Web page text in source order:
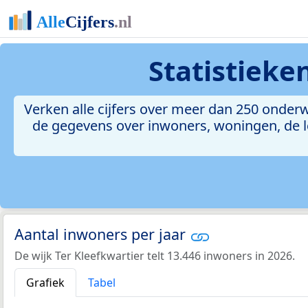
Verken alle cijfers over meer dan 250
de gegevens over inwoners, woningen,
Aantal inwoners per jaar
De wijk Ter Kleefkwartier telt 13.446 inwoners in 2026.
Grafiek
Tabel